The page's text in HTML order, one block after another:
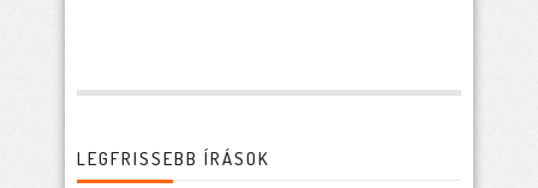
LEGFRISSEBB ÍRÁSOK